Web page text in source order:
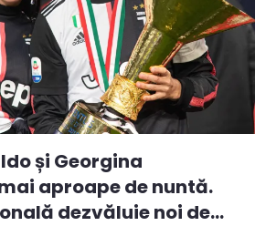
și Georgina
aproape de nuntă.
dezvăluie noi de...